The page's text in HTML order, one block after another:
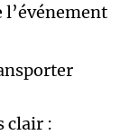
l’événement
clair :